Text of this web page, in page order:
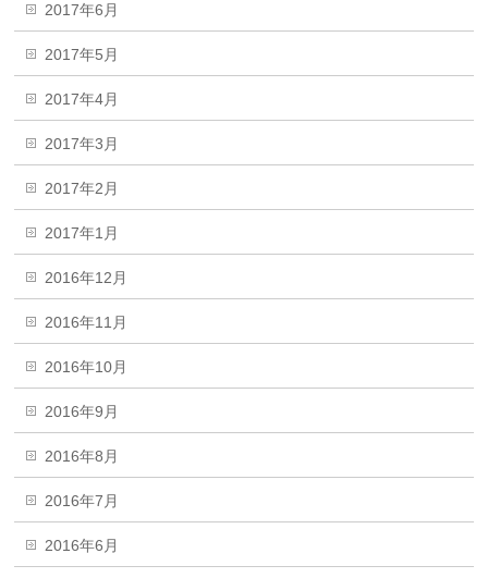
2017年6月
2017年5月
2017年4月
2017年3月
2017年2月
2017年1月
2016年12月
2016年11月
2016年10月
2016年9月
2016年8月
2016年7月
2016年6月